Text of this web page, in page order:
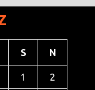
S N
1 2